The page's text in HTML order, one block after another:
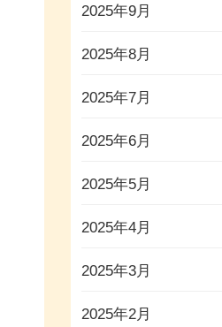
2025年9月
2025年8月
2025年7月
2025年6月
2025年5月
2025年4月
2025年3月
2025年2月